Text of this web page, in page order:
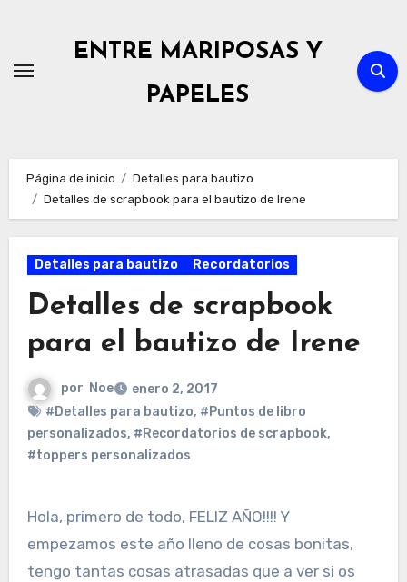
contenido
ENTRE MARIPOSAS Y
PAPELES
Página de inicio
Detalles para bautizo
Detalles de scrapbook para el bautizo de Irene
Detalles para bautizo Recordatorios
Detalles de scrapbook
para el bautizo de Irene
por Noe
enero 2, 2017
#Detalles para bautizo, #Puntos de libro
personalizados, #Recordatorios de scrapbook,
#toppers personalizados
Hola, primero de todo, FELIZ AÑO!!!! Y
empezamos este año lleno de cosas bonitas,
tengo tantas cosas atrasadas que a ver si os